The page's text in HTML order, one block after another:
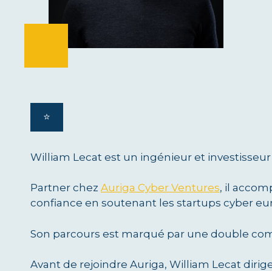
⭐️
William Lecat est un ingénieur et
Partner chez Auriga Cyber Ventures, il
confiance en soutenant les startups cyber
Son parcours est marqué par une double
Avant de rejoindre Auriga, William Lecat